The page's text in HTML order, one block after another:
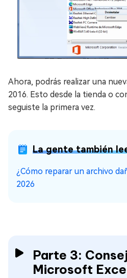
Ahora, podrás realizar una
2016. Esto desde la tienda o
seguiste la primera vez.
La gente también
¿Cómo reparar un archivo
2026
Parte 3:
Microsoft